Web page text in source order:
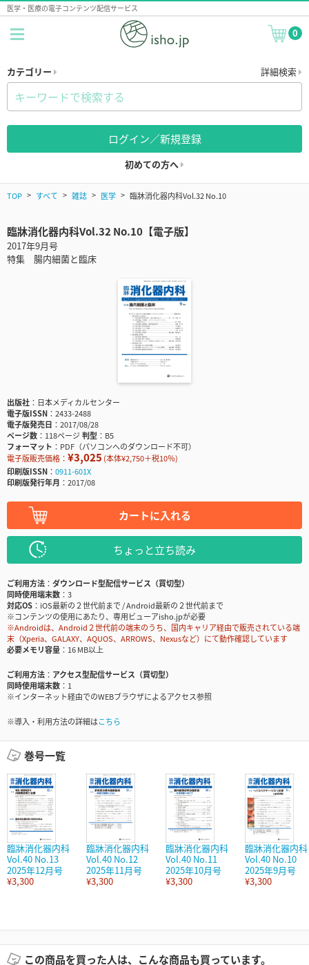
医学・医療の電子コンテンツ配信サービス
0
カテゴリー 詳細検索
ログイン／新規登録
初めての方へ
TOP すべて 雑誌 医学 臨牀消化器内科Vol.32 No.10
臨牀消化器内科Vol.32 No.10【電子版】
2017年9月号
特集 腸内細菌と臨床
出版社
日本メディカルセンター
電子版ISSN
2433-2488
電子版発売日
2017/08/28
ページ数
118ページ判型
B5
フォーマット
PDF（パソコンへのダウンロード不可）
電子版販売価格： ¥3,025 (本体¥2,750＋税10％)
印刷版ISSN
0911-601X
印刷版発行年月
2017/08
カートに入れる
ちょっと立ち読み
ご利用方法
ダウンロード型配信サービス（買切型）
同時使用端末数
3
対応OS
iOS最新の２世代前まで / Android最新の２世代前まで
※コンテンツの使用にあたり、専用ビューアisho.jpが必要
※Androidは、Android２世代前の端末のうち、国内キャリア経由で販売されている端
末（Xperia、GALAXY、AQUOS、ARROWS、Nexusなど）にて動作確認しています
必要メモリ容量
16 MB以上
ご利用方法
アクセス型配信サービス（買切型）
同時使用端末数
1
※インターネット経由でのWEBブラウザによるアクセス参照
※導入・利用方法の詳細はこちら
巻号一覧
臨牀消化器内科
Vol.40 No.13
2025年12月号
¥3,300
臨牀消化器内科
Vol.40 No.12
2025年11月号
¥3,300
臨牀消化器内科
Vol.40 No.11
2025年10月号
¥3,300
臨牀消化器内科
Vol.40 No.10
2025年9月号
¥3,300
この商品を買った人は、こんな商品も買っています。